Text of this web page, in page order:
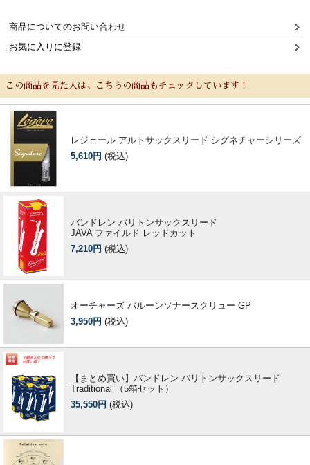
商品についてのお問い合わせ
お気に入りに登録
この商品を見た人は、こちらの商品もチェックしています！
レジェール アルトサックスリード シグネチャーシリーズ
5,610円 (税込)
バンドレン バリトンサックスリード
JAVA ファイルド レッドカット
7,210円 (税込)
オーチャーズ バルーンソナースクリュー GP
3,950円 (税込)
【まとめ買い】バンドレン バリトンサックスリード
Traditional （5箱セット）
35,550円 (税込)